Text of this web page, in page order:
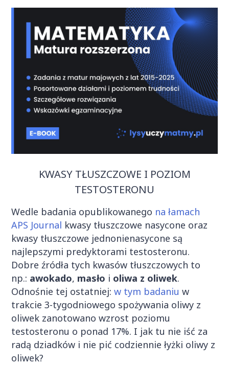
KWASY TŁUSZCZOWE I POZIOM
TESTOSTERONU
Wedle badania opublikowanego na łamach
APS Journal kwasy tłuszczowe nasycone oraz
kwasy tłuszczowe jednonienasycone są
najlepszymi predyktorami testosteronu.
Dobre źródła tych kwasów tłuszczowych to
np.: awokado, masło i oliwa z oliwek.
Odnośnie tej ostatniej:w tym badaniu w
trakcie 3-tygodniowego spożywania oliwy z
oliwek zanotowano wzrost poziomu
testosteronu o ponad 17%. I jak tu nie iść za
radą dziadków i nie pić codziennie łyżki oliwy z
oliwek?